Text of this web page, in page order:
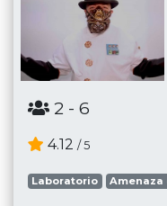
2 - 6
4.12 / 5
Laboratorio Amenaza